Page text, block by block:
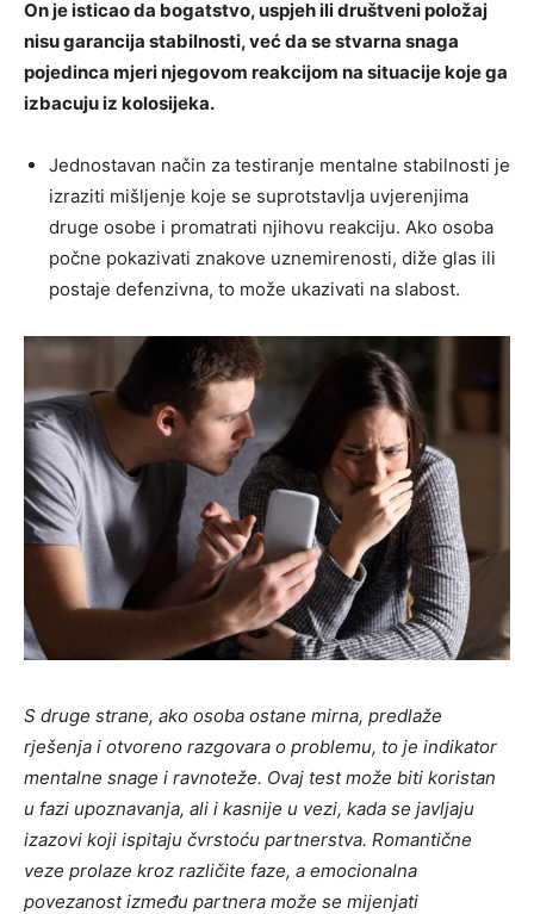
On je isticao da bogatstvo, uspjeh ili društveni položaj
nisu garancija stabilnosti, već da se stvarna snaga
pojedinca mjeri njegovom reakcijom na situacije koje ga
izbacuju iz kolosijeka.
Jednostavan način za testiranje mentalne stabilnosti je
izraziti mišljenje koje se suprotstavlja uvjerenjima
druge osobe i promatrati njihovu reakciju. Ako osoba
počne pokazivati znakove uznemirenosti, diže glas ili
postaje defenzivna, to može ukazivati na slabost.
S druge strane, ako osoba ostane mirna, predlaže
rješenja i otvoreno razgovara o problemu, to je indikator
mentalne snage i ravnoteže. Ovaj test može biti koristan
u fazi upoznavanja, ali i kasnije u vezi, kada se javljaju
izazovi koji ispitaju čvrstoću partnerstva. Romantične
veze prolaze kroz različite faze, a emocionalna
povezanost između partnera može se mijenjati